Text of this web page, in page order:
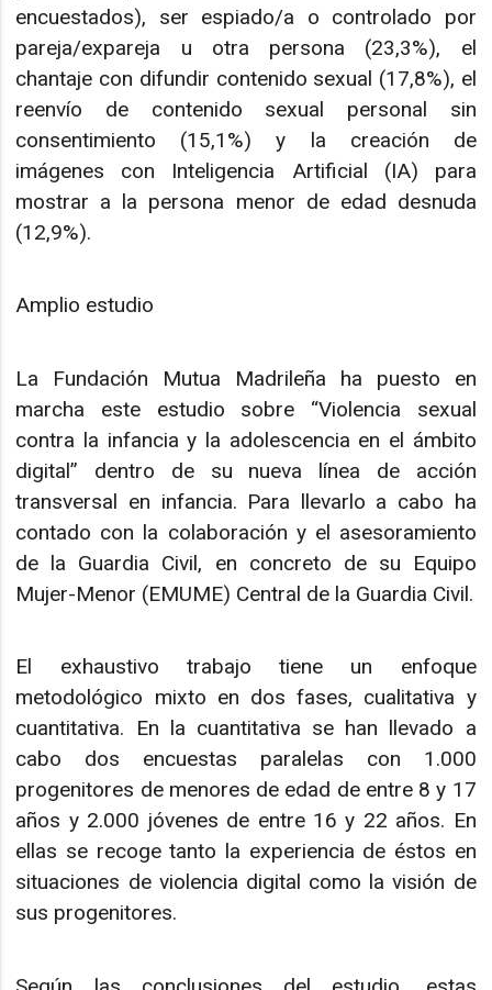
encuestados), ser espiado/a o controlado por
pareja/expareja u otra persona (23,3%), el
chantaje con difundir contenido sexual (17,8%), el
reenvío de contenido sexual personal sin
consentimiento (15,1%) y la creación de
imágenes con Inteligencia Artificial (IA) para
mostrar a la persona menor de edad desnuda
(12,9%).
Amplio estudio
La Fundación Mutua Madrileña ha puesto en
marcha este estudio sobre “Violencia sexual
contra la infancia y la adolescencia en el ámbito
digital” dentro de su nueva línea de acción
transversal en infancia. Para llevarlo a cabo ha
contado con la colaboración y el asesoramiento
de la Guardia Civil, en concreto de su Equipo
Mujer-Menor (EMUME) Central de la Guardia Civil.
El exhaustivo trabajo tiene un enfoque
metodológico mixto en dos fases, cualitativa y
cuantitativa. En la cuantitativa se han llevado a
cabo dos encuestas paralelas con 1.000
progenitores de menores de edad de entre 8 y 17
años y 2.000 jóvenes de entre 16 y 22 años. En
ellas se recoge tanto la experiencia de éstos en
situaciones de violencia digital como la visión de
sus progenitores.